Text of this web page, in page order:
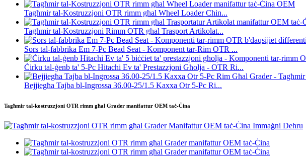
Tagħmir tal-Kostruzzjoni OTR rimm għal Wheel Loader Chin...
Tagħmir tal-Kostruzzjoni Rimm OTR għal Trasport Artikolat...
Sors tal-fabbrika Em 7-Pc Bead Seat - Komponent tar-Rim OTR ...
Ċirku tal-ġenb ta' 5-Pc Hitachi Ev ta' Prestazzjoni Għolja - OTR Ri...
Bejjiegħa Tajba bl-Ingrossa 36.00-25/1.5 Kaxxa Otr 5-Pc Ri...
Tagħmir tal-kostruzzjoni OTR rimm għal Grader manifattur OEM taċ-Ċina